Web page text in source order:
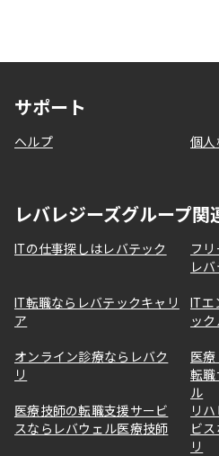
サポート
ヘルプ 個人
レバレジーズグループ関
ITの仕事探しはレバテック
フ
レ
IT転職ならレバテックキャリ
ア
IT
ッ
オンライン診療ならレバク
リ
医
転職
ル
医療技師の転職支援サービ
スならレバウェル医療技師
リ
ビ
リ